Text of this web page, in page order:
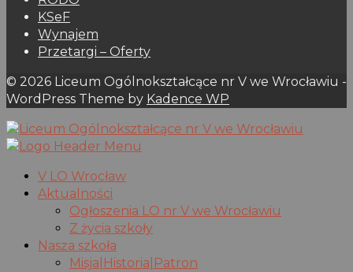
KSeF
Wynajem
Przetargi – Oferty
© 2026 Liceum Ogólnokształcące nr V we Wrocławiu -
WordPress Theme by Kadence WP
V LO Wrocław
Aktualności
Ogłoszenia LO nr V we Wrocławiu
Z życia szkoły
Nasza szkoła
Misja|Historia|Patron